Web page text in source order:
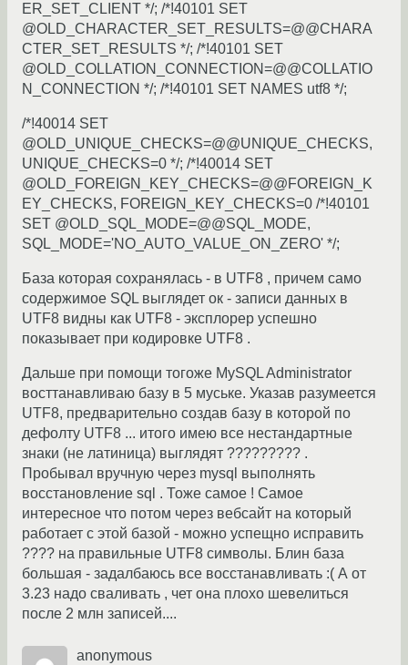
ER_SET_CLIENT */; /*!40101 SET
@OLD_CHARACTER_SET_RESULTS=@@CHARA
CTER_SET_RESULTS */; /*!40101 SET
@OLD_COLLATION_CONNECTION=@@COLLATIO
N_CONNECTION */; /*!40101 SET NAMES utf8 */;
/*!40014 SET
@OLD_UNIQUE_CHECKS=@@UNIQUE_CHECKS,
UNIQUE_CHECKS=0 */; /*!40014 SET
@OLD_FOREIGN_KEY_CHECKS=@@FOREIGN_K
EY_CHECKS, FOREIGN_KEY_CHECKS=0 /*!40101
SET @OLD_SQL_MODE=@@SQL_MODE,
SQL_MODE='NO_AUTO_VALUE_ON_ZERO' */;
База которая сохранялась - в UTF8 , причем само
содержимое SQL выглядет ок - записи данных в
UTF8 видны как UTF8 - эксплорер успешно
показывает при кодировке UTF8 .
Дальше при помощи тогоже MySQL Administrator
восттанавливаю базу в 5 муське. Указав разумеется
UTF8, предварительно создав базу в которой по
дефолту UTF8 ... итого имею все нестандартные
знаки (не латиница) выглядят ????????? .
Пробывал вручную через mysql выполнять
восстановление sql . Тоже самое ! Самое
интересное что потом через вебсайт на который
работает с этой базой - можно успещно исправить
???? на правильные UTF8 символы. Блин база
большая - задалбаюсь все восстанавливать :( А от
3.23 надо сваливать , чет она плохо шевелиться
после 2 млн записей....
anonymous